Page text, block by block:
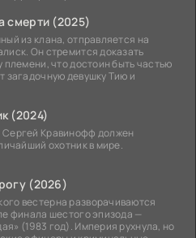
смерти (2025)
из клана, отправляется на
Он стремится доказать
племени, что достоин быть частью
загадочную девушку Тию и
(2024)
Сергей Кравинофф должен
охотник в мире.
(2026)
вестерна разворачиваются
финала шестого эпизода —
(1983 год). Империя рухнула, но